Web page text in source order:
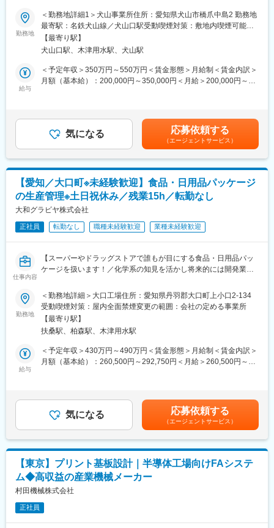
■どんな組織構成？
・2チーム10名の組織です。女性が4名、男性が6名ほど
（20代：3名、30代：3名、40代：2名、50代：2名）
職場内での連携を意識しており、大変な時はチームのみんなと協
コミュニケーションを円滑に取ることで、うまく物事を進められ
ます。
が〇〇日までだから、〇〇日までにこの加工をするなど、先輩社
員が丁寧にフォローいたします。
■企業魅力
◎年間休日137日／残業20時間以内と、プライベートと仕事の両
立がしやすい環境です。
◎女性の働きやすい環境を促進しております。具体的には、結
婚・出産される方向けの在宅勤務制度や、女性トイレの設置など
促進しております。
も積極的な会社様です。
■ミッション：
CNC平行2軸型旋盤のメンテナンス・点検・更新（リプレース・
予防保全）提案を通じて、顧客の生産効率と機械の長寿命化を実
現し、顧客満足度を向上させます。
■業務詳細：
故障原因の究明及び再発予防対策の立案
■入社後の流れ：
まずは現在のスキルを確認し、習熟度に合わせて育成計画が変わ
大で4年ほどの育成期間を設けております。
■キャリアパス：
技術分野のスキルを習得し、フィールドエンジニアとしてキャリ
アアップを目指せます。拠点リーダーとして後輩育成にも携わ
り、リーダーシップを発揮できる環境です。
■働き方：
各拠点の近くに自宅がある前提で直行直帰が可能です。各拠点に
は1～2名が所属し、本社犬山の方で仕事の管理を行っています。
メンバーの仕事はPCで管理できるため、効率的に業務を進めるこ
とができます。
■当社の特徴・魅力：
期間中も村田機械社の犬山事業所が研修拠点となりますので、村
田機械が誇る最新技術に触れられる環境となっています。
■当社について：
「自動化と省力化」をキーワードに「機械にできることは機械に
まかせ、人間は人間らしい創造的な仕事をする」というポリシー
のもと「繊維機械」「L&A」「クリーンFA」「工作機械」「情報
機器」の5つの分野において開発・製造・販売を行っています。特
にエンジニアは20代後半～30代前半が多く、また社内公募制度な
ど自ら手を上げる人にはどんどん仕事を任せていく社風です。
勤務地
＜勤務地詳細1＞犬山事業所住所：愛知県犬山市橋爪中島2 勤務地
最寄駅：名鉄犬山線／犬山口駅受動喫煙対策：敷地内喫煙可能場
所あり＜勤務地詳細2＞浜松営業所住所：静岡県浜松市三島町
1756‐1 受動喫煙対策：敷地内全面禁煙
【最寄り駅】
犬山口駅、木津用水駅、犬山駅
給与
＜予定年収＞350万円～550万円＜賃金形態＞月給制＜賃金内訳＞
月額（基本給）：200,000円～350,000円＜月給＞200,000円～
であり、選考を通じて上下する可能性があります。月給(月額)は固
定手当を含めた表記です。
気になる 応募依頼する
（エージェントサービス）
【愛知／大口町※未経験歓迎】食品・日用品パッケージ
の生産管理※土日祝休み／残業15h／転勤なし
大和グラビヤ株式会社
正社員 転勤なし 職種未経験歓迎 業種未経験歓迎
仕事内容
【スーパーやドラッグストアで誰もが目にする食品・日用品パッ
ケージを扱います！／化学系の知見を活かし将来的には開発業務
職場】
■業務概要
同社大口工場にて、大手食品・日用品メーカー向けパッケージを
製造するメーカーにて、生産管理をお任せします。受注から納品
まで複数工程を横断し、生産計画立案・進捗管理・納期調整を担
う工場の司令塔ポジションです。印刷、ラミネート、製袋といっ
を動かしたい方を歓迎します。
・原材料（フィルム・インキ・副資材）の手配および在庫管理
・営業部門との納期調整
・製造部門との生産進捗確認および負荷調整
・協力会社との生産調整
・生産実績の分析および改善施策の立案
・工場全体の生産性向上・業務改善活動
勤務地
＜勤務地詳細＞大口工場住所：愛知県丹羽郡大口町上小口2-134
受動喫煙対策：屋内全面禁煙変更の範囲：会社の定める事業所
【最寄り駅】
扶桑駅、柏森駅、木津用水駅
給与
＜予定年収＞430万円～490万円＜賃金形態＞月給制＜賃金内訳＞
月額（基本給）：260,500円～292,750円＜月給＞260,500円～
す。■賞与：年2回（7月、12月）■昇給：年1回（8月）賃金はあく
までも目安の金額であり、選考を通じて上下する可能性がありま
す。月給(月額)は固定手当を含めた表記です。
気になる 応募依頼する
（エージェントサービス）
【東京】プリント基板設計｜半導体工場向けFAシステ
ム◆高収益の産業機械メーカー
村田機械株式会社
正社員